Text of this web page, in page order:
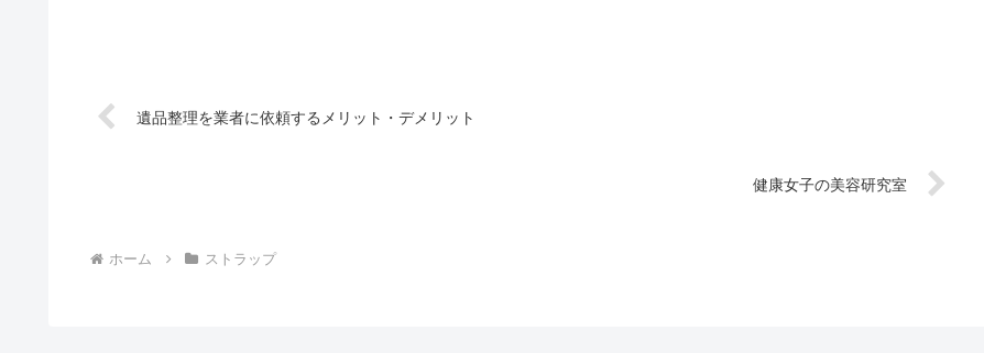
遺品整理を業者に依頼するメリット・デメリット
健康女子の美容研究室
ホーム ストラップ